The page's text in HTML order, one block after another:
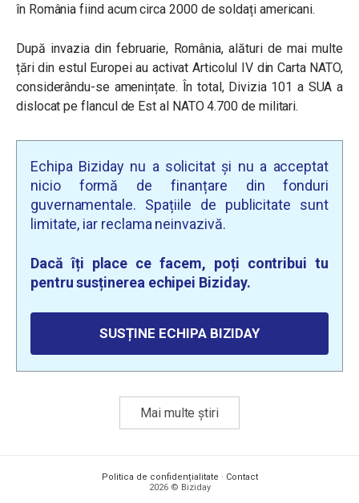
în România fiind acum circa 2000 de soldați americani.
După invazia din februarie, România, alături de mai multe
țări din estul Europei au activat Articolul IV din Carta NATO,
considerându-se amenințate. În total, Divizia 101 a SUA a
dislocat pe flancul de Est al NATO 4.700 de militari.
Echipa Biziday nu a solicitat și nu a acceptat
nicio formă de finanțare din fonduri
guvernamentale. Spațiile de publicitate sunt
limitate, iar reclama neinvazivă.
Dacă îți place ce facem, poți contribui tu
pentru susținerea echipei Biziday.
SUSȚINE ECHIPA BIZIDAY
Mai multe știri
Politica de confidențialitate · Contact
2026 © Biziday